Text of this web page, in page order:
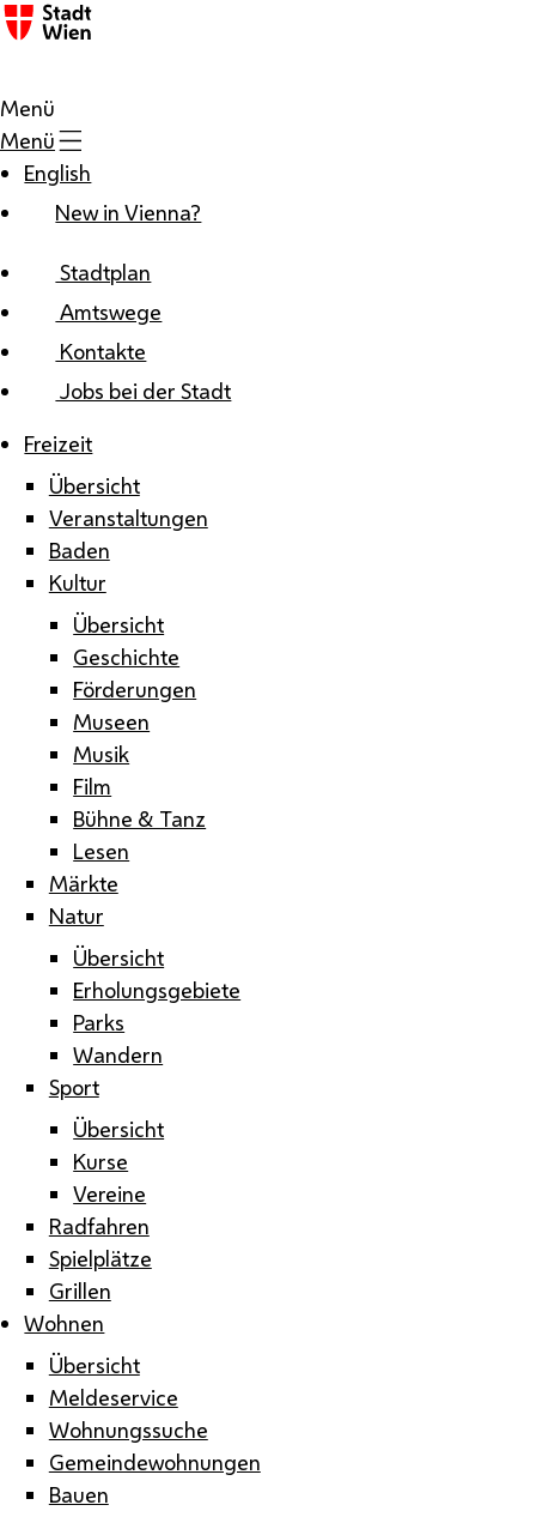
Zum Inhalt
Menü
Menü
English
New in Vienna?
Stadtplan
Amtswege
Kontakte
Jobs bei der Stadt
Freizeit
Übersicht
Veranstaltungen
Baden
Kultur
Übersicht
Geschichte
Förderungen
Museen
Musik
Film
Bühne & Tanz
Lesen
Märkte
Natur
Übersicht
Erholungsgebiete
Parks
Wandern
Sport
Übersicht
Kurse
Vereine
Radfahren
Spielplätze
Grillen
Wohnen
Übersicht
Meldeservice
Wohnungssuche
Gemeindewohnungen
Bauen